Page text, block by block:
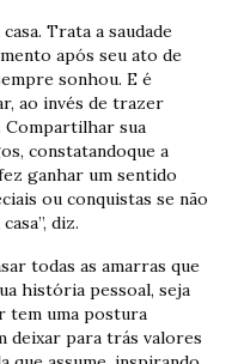
Trata a saudade
após seu ato de
sonhou. E é
ao invés de trazer
Compartilhar sua
constatandoque a
ganhar um sentido
ou conquistas se não
diz.
todas as amarras que
história pessoal, seja
tem uma postura
deixar para trás valores